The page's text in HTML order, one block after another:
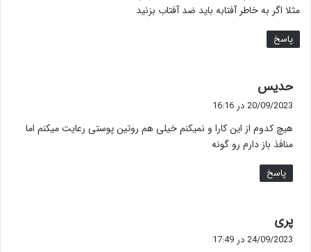
مثلا اگر به خاطر آفتابه باید ضد آفتاب بزنید
پاسخ
حدیس
ف
:
20/09/2023 در 16:16
هیچ کدوم از این کارا و نمیکنم خیلی هم روتین پوستی رعایت میکنم اما
منافذ باز دارم رو گونه
پاسخ
پری
ف
24/09/2023 در 17:49